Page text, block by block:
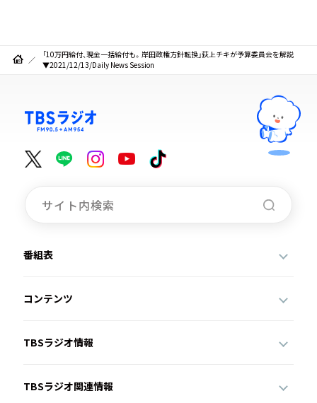
「10万円給付、現金一括給付も。岸田政権方針転換」荻上チキが予算委員会を解説
▼2021/12/13/Daily News Session
番組表
コンテンツ
TBSラジオ情報
TBSラジオ関連情報